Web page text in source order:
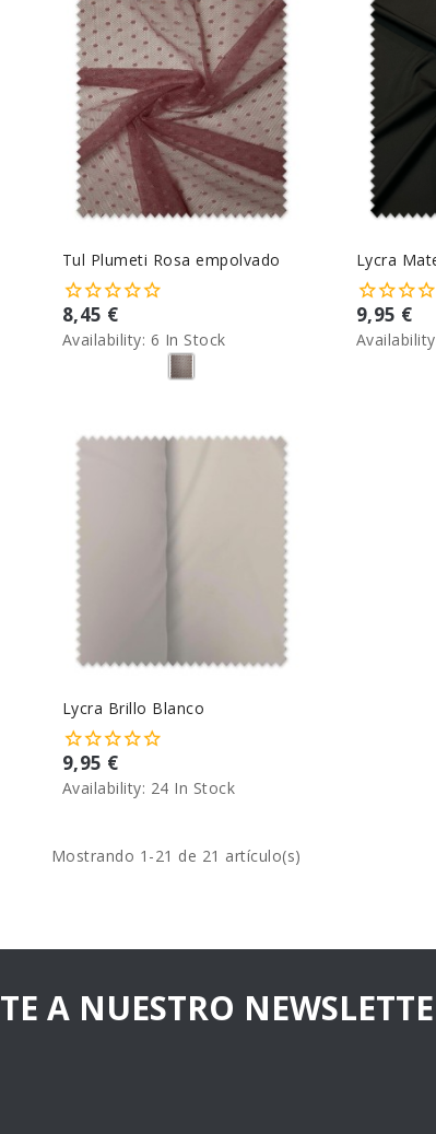
Tul Plumeti Rosa empolvado
8,45 €
Availability: 6 In Stock
Lycra
9,95 €
Lycra Brillo Blanco
9,95 €
Availability: 24 In Stock
Mostrando 1-21 de 21 artículo(s)
A NUESTRO